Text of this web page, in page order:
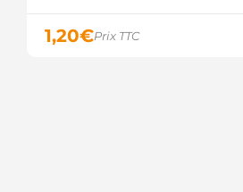
1,20€Prix TTC